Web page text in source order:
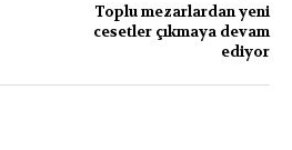
Toplu mezarlardan yeni
cesetler çıkmaya devam
ediyor